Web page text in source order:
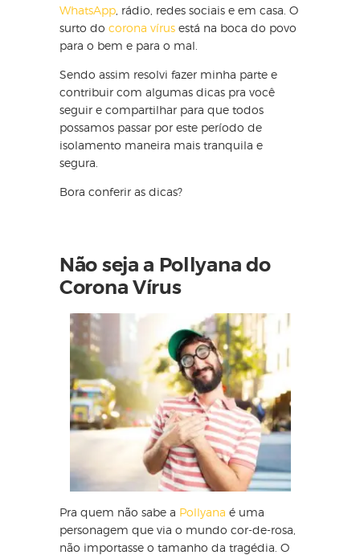
WhatsApp , rádio, redes sociais e em casa. O
surto do corona vírus está na boca do povo
para o bem e para o mal.
Sendo assim resolvi fazer minha parte e
contribuir com algumas dicas pra você
seguir e compartilhar para que todos
possamos passar por este período de
isolamento maneira mais tranquila e
segura.
Bora conferir as dicas?
Não seja a Pollyana do
Corona Vírus
Pra quem não sabe a Pollyana é uma
personagem que via o mundo cor-de-rosa,
não importasse o tamanho da tragédia. O